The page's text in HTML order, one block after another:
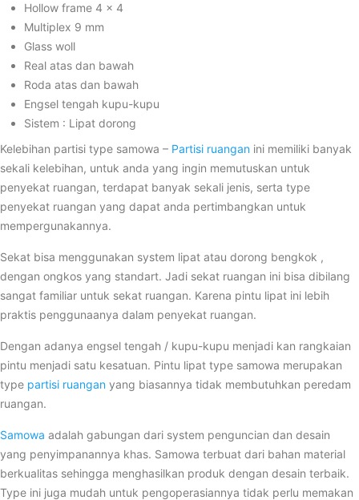
Hollow frame 4 x 4
Multiplex 9 mm
Glass woll
Real atas dan bawah
Roda atas dan bawah
Engsel tengah kupu-kupu
Sistem : Lipat dorong
Kelebihan partisi type samowa – Partisi ruangan ini memiliki banyak
sekali kelebihan, untuk anda yang ingin memutuskan untuk
penyekat ruangan, terdapat banyak sekali jenis, serta type
penyekat ruangan yang dapat anda pertimbangkan untuk
mempergunakannya.
Sekat bisa menggunakan system lipat atau dorong bengkok ,
dengan ongkos yang standart. Jadi sekat ruangan ini bisa dibilang
sangat familiar untuk sekat ruangan. Karena pintu lipat ini lebih
praktis penggunaanya dalam penyekat ruangan.
Dengan adanya engsel tengah / kupu-kupu menjadi kan rangkaian
pintu menjadi satu kesatuan. Pintu lipat type samowa merupakan
type partisi ruangan yang biasannya tidak membutuhkan peredam
ruangan.
Samowa adalah gabungan dari system penguncian dan desain
yang penyimpanannya khas. Samowa terbuat dari bahan material
berkualitas sehingga menghasilkan produk dengan desain terbaik.
Type ini juga mudah untuk pengoperasiannya tidak perlu memakan